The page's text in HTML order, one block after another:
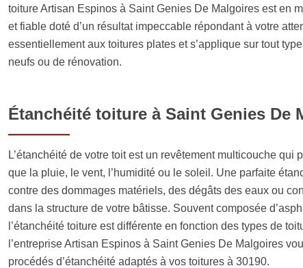
toiture Artisan Espinos à Saint Genies De Malgoires est en
et fiable doté d’un résultat impeccable répondant à votre
essentiellement aux toitures plates et s’applique sur tout
neufs ou de rénovation.
Étanchéité toiture à Saint Genies De
L’étanchéité de votre toit est un revêtement multicouche qui
que la pluie, le vent, l’humidité ou le soleil. Une parfaite
contre des dommages matériels, des dégâts des eaux ou
dans la structure de votre bâtisse. Souvent composée
l’étanchéité toiture est différente en fonction des types de
l’entreprise Artisan Espinos à Saint Genies De Malgoires
procédés d’étanchéité adaptés à vos toitures à 30190.